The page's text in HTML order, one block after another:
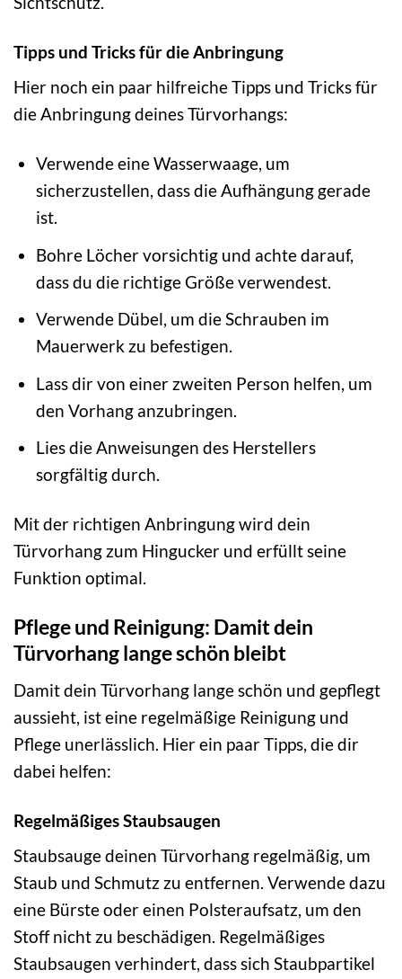
Tipps und Tricks für die Anbringung
Hier noch ein paar hilfreiche Tipps und Tricks für
die Anbringung deines Türvorhangs:
Verwende eine Wasserwaage, um
sicherzustellen, dass die Aufhängung gerade
ist.
Bohre Löcher vorsichtig und achte darauf,
dass du die richtige Größe verwendest.
Verwende Dübel, um die Schrauben im
Mauerwerk zu befestigen.
Lass dir von einer zweiten Person helfen, um
den Vorhang anzubringen.
Lies die Anweisungen des Herstellers
sorgfältig durch.
Mit der richtigen Anbringung wird dein
Türvorhang zum Hingucker und erfüllt seine
Funktion optimal.
Pflege und Reinigung: Damit dein
Türvorhang lange schön bleibt
Damit dein Türvorhang lange schön und gepflegt
aussieht, ist eine regelmäßige Reinigung und
Pflege unerlässlich. Hier ein paar Tipps, die dir
dabei helfen:
Regelmäßiges Staubsaugen
Staubsauge deinen Türvorhang regelmäßig, um
Staub und Schmutz zu entfernen. Verwende dazu
eine Bürste oder einen Polsteraufsatz, um den
Stoff nicht zu beschädigen. Regelmäßiges
Staubsaugen verhindert, dass sich Staubpartikel